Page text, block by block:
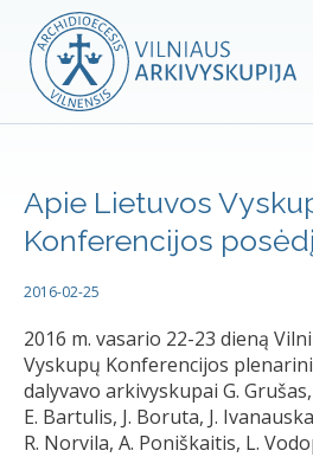
Apie Lietuvos
Konferencijos posėdį
2016-02-25
2016 m. vasario 22-23 dieną
Vyskupų Konferencijos
dalyvavo arkivyskupai G.
E. Bartulis, J. Boruta, J.
R. Norvila, A. Poniškaitis, L.